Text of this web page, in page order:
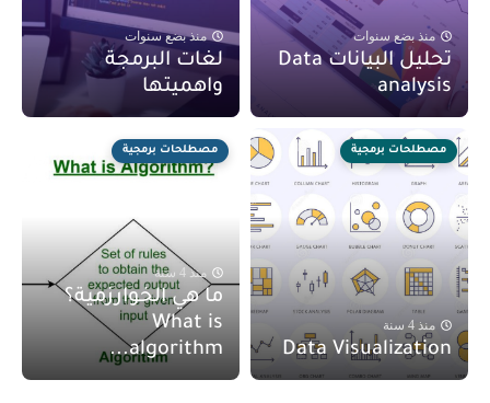
منذ بضع سنوات
تحليل البيانات Data
analysis
منذ بضع سنوات
لغات البرمجة
واهميتها
مصطلحات برمجية
منذ 4 سنة
Data Visualization
مصطلحات برمجية
منذ 4 سنة
ما هي الخوارزمية؟
What is
algorithm...